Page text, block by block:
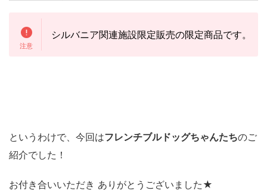
シルバニア関連施設限定販売の限定商品です。
というわけで、今回はフレンチブルドッグちゃんたちのご
紹介でした！
お付き合いいただき ありがとうございました★